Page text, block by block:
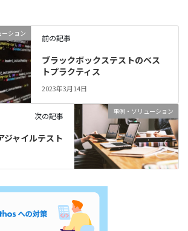
ション 前の記事
ブラックボックステストのベス
トプラクティス
2023年3月14日
事例・ソリューション
次の記事
ジャイルテスト